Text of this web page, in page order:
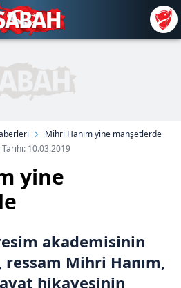
Mihri Hanım yine manşetlerde
10.03.2019
yine
akademisinin
ressam Mihri Hanım,
hikayesinin